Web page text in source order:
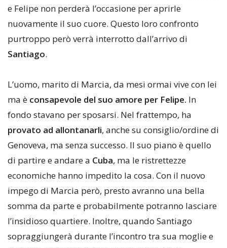
e Felipe non perderà l’occasione per aprirle
nuovamente il suo cuore. Questo loro confronto
purtroppo però verrà interrotto dall’arrivo di
Santiago.
L’uomo, marito di Marcia, da mesi ormai vive con lei
ma è consapevole del suo amore per Felipe. In
fondo stavano per sposarsi. Nel frattempo, ha
provato ad allontanarli, anche su consiglio/ordine di
Genoveva, ma senza successo. Il suo piano è quello
di partire e andare a Cuba, ma le ristrettezze
economiche hanno impedito la cosa. Con il nuovo
impego di Marcia però, presto avranno una bella
somma da parte e probabilmente potranno lasciare
l’insidioso quartiere. Inoltre, quando Santiago
sopraggiungerà durante l’incontro tra sua moglie e